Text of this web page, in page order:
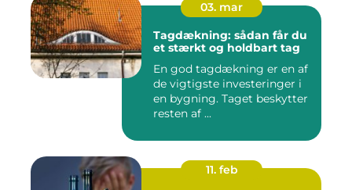
03. mar
Tagdækning: sådan får du
et stærkt og holdbart tag
En god tagdækning er en af
de vigtigste investeringer i
en bygning. Taget beskytter
resten af ...
11. feb